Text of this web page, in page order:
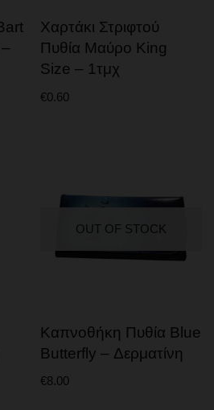
Χαρτάκι Στριφτού
Πυθία Μαύρο King
Size – 1τμχ
€0.60
OUT OF STOCK
Καπνοθήκη Πυθία Blue
Butterfly – Δερματίνη
€8.00